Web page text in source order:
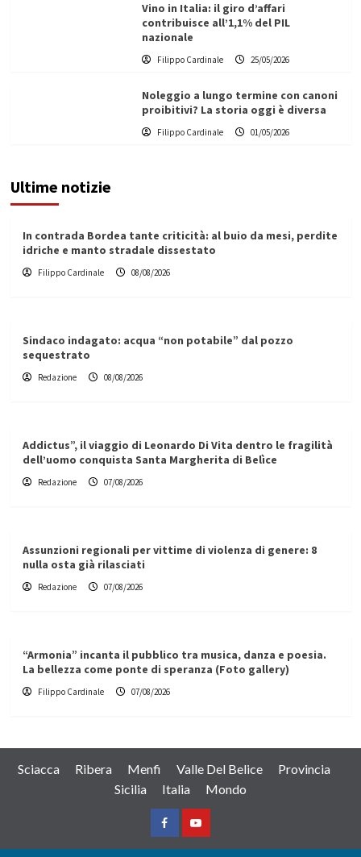
Vino in Italia: il giro d’affari
contribuisce all’1,1% del PIL
nazionale
Filippo Cardinale 25/05/2026
Noleggio a lungo termine con canoni
proibitivi? La storia oggi è diversa
Filippo Cardinale 01/05/2026
Ultime notizie
In contrada Bordea tante criticità: al buio da mesi, perdite
idriche e manto stradale dissestato
Filippo Cardinale 08/08/2026
Sindaco indagato: acqua “non potabile” dal pozzo
sequestrato
Redazione 08/08/2026
Addictus”, il viaggio di Leonardo Di Vita dentro le fragilità
dell’uomo conquista Santa Margherita di Belìce
Redazione 07/08/2026
Assunzioni regionali per vittime di violenza di genere: 8
nulla osta già rilasciati
Redazione 07/08/2026
“Armonia” incanta il pubblico tra musica, danza e poesia.
La bellezza come ponte di speranza (Foto gallery)
Filippo Cardinale 07/08/2026
Sciacca Ribera Menfi Valle Del Belice
Provincia
Sicilia
Italia Mondo
FacebookYountube